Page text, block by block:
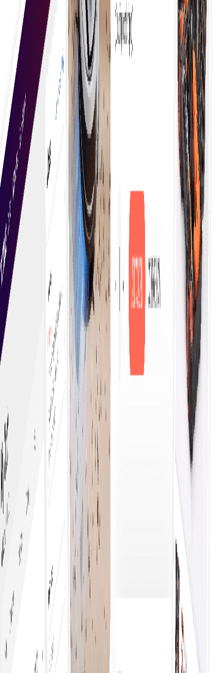
یقینی بنایا جا سکے۔
بآسانی اقتباسات حاصل کریں
سادہ اور موثر عمل استعمال کرکے آسانی سے کوٹیشنز حاصل
کریں جو خریداروں کو متعدد سپلائرز سے جوڑتے ہیں، جس
سے فوری موازنہ اور باخبر فیصلے ممکن ہوتے ہیں، بغیر دستی
استفسارات کے جھنجھٹ کے۔
خرید کا فیصلہ تیزی سے کریں
یہ کارکردگی کو بہتر بناتا ہے، جس سے کاروبار مواقع سے
تیزی سے فائدہ اٹھا سکتے ہیں۔ آسان اور منظم عمل، واضح
معلومات، اور آسانی سے دستیاب اختیارات خریداروں کو
فیصلہ کن اور پراعتماد انداز میں عمل کرنے کے قابل بناتے
ہیں۔
سادہ خریداری
موقع پر خریداری شروع کرنے سے کاروبار فوری خریداری کے
فیصلے کر سکتے ہیں، جس سے آپریشنز ہموار ہوتے ہیں اور
کارکردگی بہتر ہوتی ہے۔ یہ طریقہ تاخیر کو کم کرتا ہے اور
ضروری اشیاء و خدمات تک بروقت رسائی کو یقینی بناتا ہے۔
مکمل شفافیت
تنظیمی اخراجات کا مؤثر طریقے سے انتظام اور کنٹرول بجٹ
کی پابندی کو بہتر بناتا ہے، لاگت میں کمی کے مواقع کی
نشاندہی کرتا ہے، اور پائیدار ترقی کے لیے حکمتِ عملی پر مبنی
فیصلہ سازی کو فروغ دیتا ہے۔
مستقل کاروباری قواعد
آسانی سے اپنی تنظیم کے لیے خریداری کے قواعد نافذ کریں۔
یہ فیصلہ سازی میں یکسانیت کو یقینی بناتا ہے، تعمیل
کو بہتر بناتا ہے، اور عمل کو ہموار کرتا ہے، جس کے نتیجے
میں کارکردگی میں بہتری اور غلطیوں میں کمی واقع ہوتی
اپنی کاروباری ضروریات تلاش کریں
بہترین مصنوعات اور خدمات دریافت کرنے میں جامع تحقیق،
اختیارات کا موازنہ، جائزے پڑھنا، اور سفارشات سے فائدہ اٹھانا
شامل ہے تاکہ آپ کے انتخاب میں معیار، قدر، اور اطمینان کو